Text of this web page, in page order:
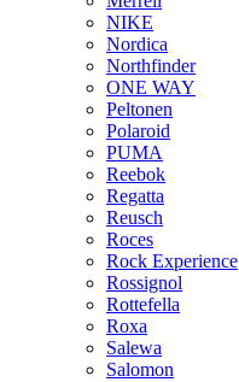
NIKE
Nordica
Northfinder
ONE WAY
Peltonen
Polaroid
PUMA
Reebok
Regatta
Reusch
Roces
Rock Experience
Rossignol
Rottefella
Roxa
Salewa
Salomon